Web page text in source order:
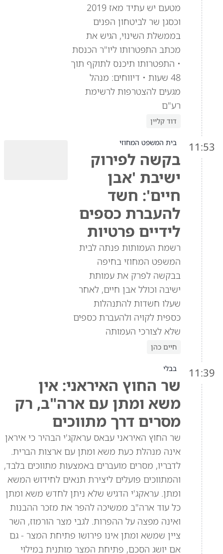
מטעם יש עתיד מאז 2019
וכסגן שר לביטחון הפנים
בממשלת השינוי, הגיש את
מכתב התפטרותו ליו"ר הכנסת
• התפטרותו תיכנס לתוקף תוך
48 שעות • דיווחים: מנהל
מגעים להצטרפות לרשימת
רע"ם
דוד קליין
11:53 בית המשפט המחוזי
בקשה לפירוק
ישיבת 'אבן
חיים': חשד
להעברת כספים
לידיים פרטיות
רשמת העמותות פנתה לבית
המשפט המחוזי בחיפה
בבקשה לפרק את עמותת
ישיבה וכולל אבן חיים, לאחר
שעלו חשדות להתנהלות
כספית לקויה ולהעברת כספים
שלא לצורכי העמותה
חיים כהן
11:39 בבלי
שר החוץ האיראני: אין
משא ומתן עם ארה"ב, רק
מסרים דרך מתווכים
שר החוץ האיראני עבאס עראקג'י הבהיר כי איראן
אינה מנהלת כעת משא ומתן עם ארצות הברית.
לדבריו, מסרים מועברים באמצעות מתווכים בלבד,
והמתווכים פועלים ליצירת תנאים לחידוש המשא
ומתן. עראקג'י הדגיש שלא ניתן לחדש משא ומתן
כל עוד ארה"ב ממשיכה להפר את מזכר ההבנות
ואינה מפצה על ההפרות. לגבי מצר הורמוז, השר
ציין שמשא ומתן אינו פירושו פתיחת המצר - גם
אם יושג הסכם, פתיחת המצר מותנית במילוי